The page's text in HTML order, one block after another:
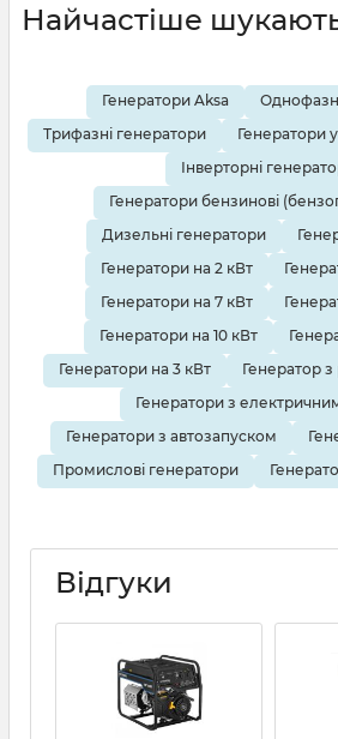
Найчастіше
Генератори Aksa
Трифазні генератори
Генератори
Інверторні
Генератори бензинові
Дизельні генератори
Генератори на 2 кВт
Генератори на 7 кВт
Генератори на 10 кВт
Генератори на 3 кВт
Генератор
Генератори з
Генератори з автозапуском
Промислові генератори
Відгуки